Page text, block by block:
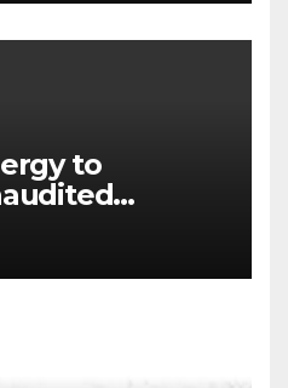
to
for the
of 2026 on